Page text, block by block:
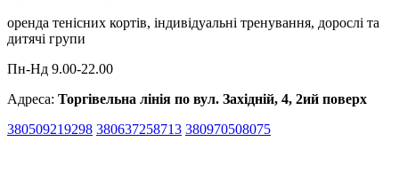
оренда тенісних кортів, індивідуальні тренування, дорослі та
дитячі групи
Пн-Нд 9.00-22.00
Адреса: Торгівельна лінія по вул. Західній, 4, 2ий поверх
380509219298 380637258713 380970508075